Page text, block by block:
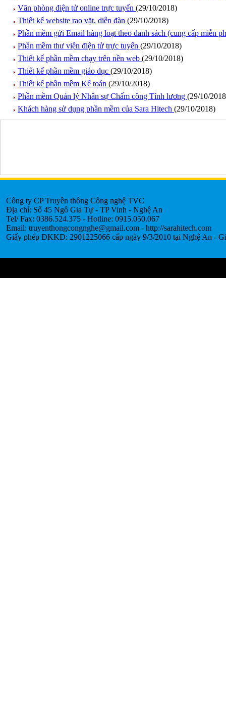
Văn phòng điện tử online trực tuyến (29/10/2018)
Thiết kế website rao vặt, diễn đàn (29/10/2018)
Phần mềm gửi Email hàng loạt theo danh sách (cung cấp miễn
Phần mềm thư viện điện tử trực tuyến (29/10/2018)
Thiết kế phần mềm chạy trên nền web (29/10/2018)
Thiết kế phần mềm giáo dục (29/10/2018)
Thiết kế phần mềm Kế toán (29/10/2018)
Phần mềm Quản lý Nhân sự Chấm công Tính lương (29/10/
Khách hàng sử dụng phần mềm của Sara Hitech (29/10/2018)
Công ty CP Truyền thông Công nghệ TVC
Địa chỉ: Số 45 Ngô Gia Tự - TP Vinh - Nghệ An
Tel/ Fax: 0386.524.375 - Hotline: 0915.050.067
Email: truyenthongcongnghe@gmail.com - http://sarahitech.com
Giấy phép ĐKKD: 2901225066 cấp ngày 9/3/2010 tại Nghệ An -